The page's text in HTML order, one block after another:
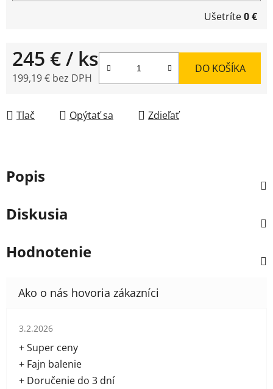
Ušetríte0 €
245 €/ ks
199,19 € bez DPH
DO KOŠÍKA
Tlač Opýtať sa Zdieľať
Popis
Diskusia
Hodnotenie
Hodnotenie obchodu je 5 z 5 hviezdičiek.
3.2.2026
+ Super ceny
+ Fajn balenie
+ Doručenie do 3 dní